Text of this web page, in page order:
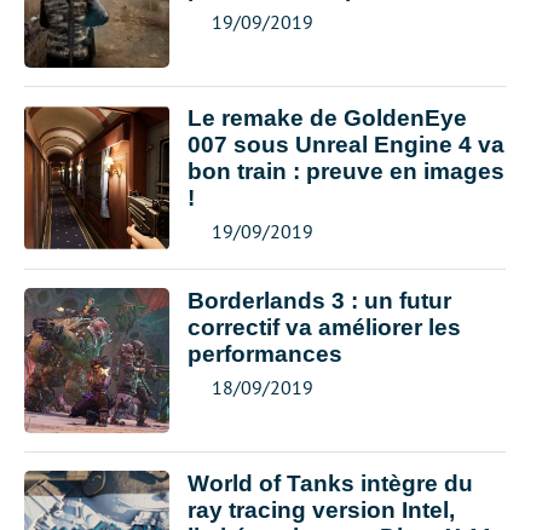
19/09/2019
Le remake de GoldenEye
007 sous Unreal Engine 4 va
bon train : preuve en images
!
19/09/2019
Borderlands 3 : un futur
correctif va améliorer les
performances
18/09/2019
World of Tanks intègre du
ray tracing version Intel,